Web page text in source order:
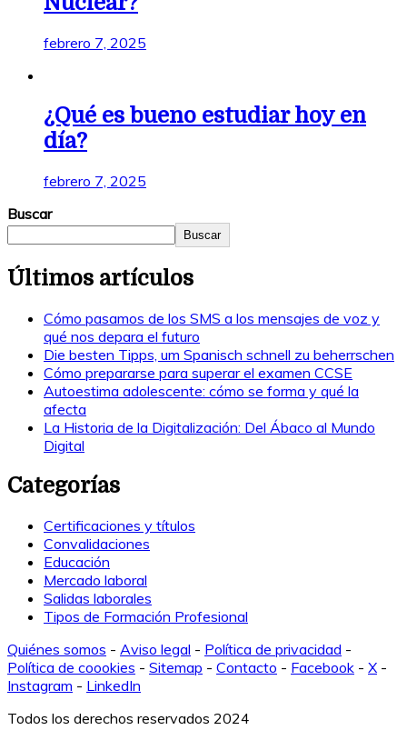
febrero 7, 2025
¿Qué es bueno estudiar hoy en
día?
febrero 7, 2025
Buscar
Buscar
Últimos artículos
Cómo pasamos de los SMS a los mensajes de voz y
qué nos depara el futuro
Die besten Tipps, um Spanisch schnell zu beherrschen
Cómo prepararse para superar el examen CCSE
Autoestima adolescente: cómo se forma y qué la
afecta
La Historia de la Digitalización: Del Ábaco al Mundo
Digital
Categorías
Certificaciones y títulos
Convalidaciones
Educación
Mercado laboral
Salidas laborales
Tipos de Formación Profesional
Quiénes somos - Aviso legal - Política de privacidad -
Política de coookies - Sitemap - Contacto - Facebook - X -
Instagram - LinkedIn
Todos los derechos reservados 2024